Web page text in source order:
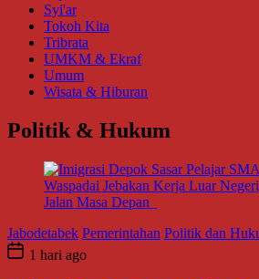
Syi'ar
Tokoh Kita
Tribrata
UMKM & Ekraf
Umum
Wisata & Hiburan
Politik & Hukum
Jabodetabek Pemerintahan Politik dan
1 hari ago